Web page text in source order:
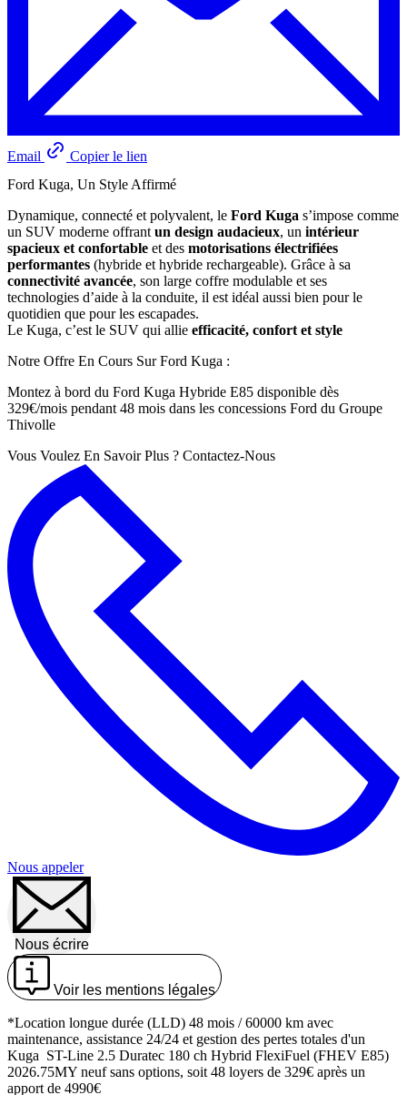
Email
Copier le lien
Ford Kuga, Un Style Affirmé
Dynamique, connecté et polyvalent, le Ford Kuga s’impose comme
un SUV moderne offrant un design audacieux, un intérieur
spacieux et confortable et des motorisations électrifiées
performantes (hybride et hybride rechargeable). Grâce à sa
connectivité avancée, son large coffre modulable et ses
technologies d’aide à la conduite, il est idéal aussi bien pour le
quotidien que pour les escapades.
Le Kuga, c’est le SUV qui allie efficacité, confort et style
Notre Offre En Cours Sur Ford Kuga :
Montez à bord du Ford Kuga Hybride E85 disponible dès
329€/mois pendant 48 mois dans les concessions Ford du Groupe
Thivolle
Vous Voulez En Savoir Plus ? Contactez-Nous
Nous appeler
Nous écrire
Voir les mentions légales
*Location longue durée (LLD) 48 mois / 60000 km avec
maintenance, assistance 24/24 et gestion des pertes totales d'un
Kuga ST-Line 2.5 Duratec 180 ch Hybrid FlexiFuel (FHEV E85)
2026.75MY neuf sans options, soit 48 loyers de 329€ après un
apport de 4990€